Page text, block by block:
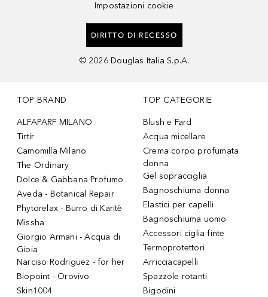
Impostazioni cookie
DIRITTO DI RECESSO
© 2026 Douglas Italia S.p.A.
TOP BRAND
ALFAPARF MILANO
Tirtir
Camomilla Milano
The Ordinary
Dolce & Gabbana Profumo
Aveda - Botanical Repair
Phytorelax - Burro di Karitè
Missha
Giorgio Armani - Acqua di
Gioia
Narciso Rodriguez - for her
Biopoint - Orovivo
Skin1004
TOP CATEGORIE
Blush e Fard
Acqua micellare
Crema corpo profumata
donna
Gel sopracciglia
Bagnoschiuma donna
Elastici per capelli
Bagnoschiuma uomo
Accessori ciglia finte
Termoprotettori
Arricciacapelli
Spazzole rotanti
Bigodini